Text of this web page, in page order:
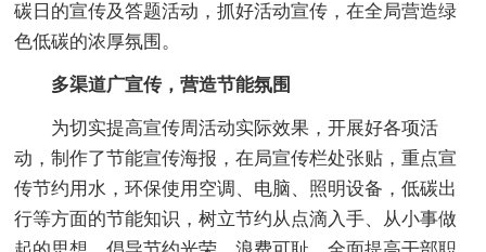
碳日的宣传及答题活动，抓好活动宣传，在全局营造绿
色低碳的浓厚氛围。
多渠道广宣传，营造节能氛围
为切实提高宣传周活动实际效果，开展好各项活
动，制作了节能宣传海报，在局宣传栏处张贴，重点宣
传节约用水，环保使用空调、电脑、照明设备，低碳出
行等方面的节能知识，树立节约从点滴入手、从小事做